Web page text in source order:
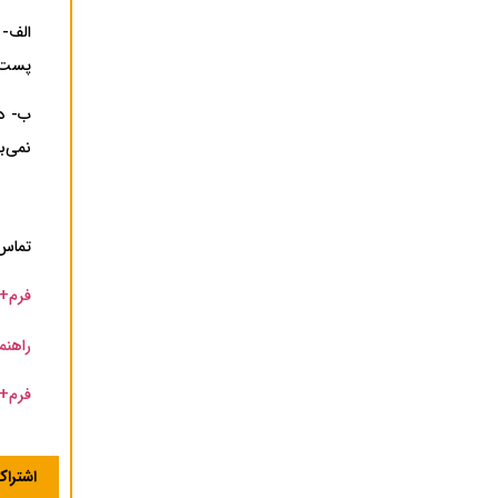
پست نمایند.
ب-
تماس